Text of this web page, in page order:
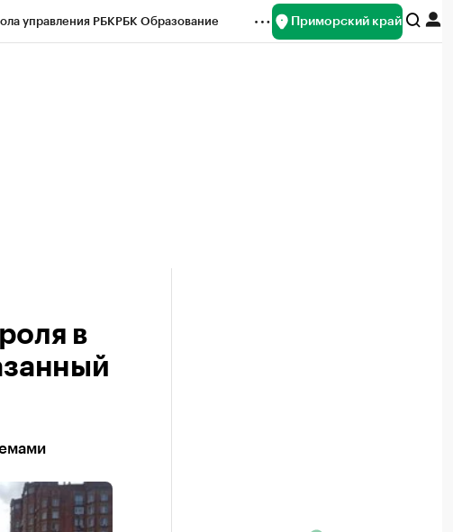
управления РБКРБК Образование Приморский край
в